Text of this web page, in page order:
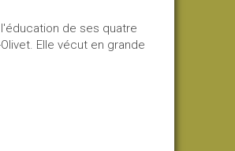
de ses quatre
Elle vécut en grande